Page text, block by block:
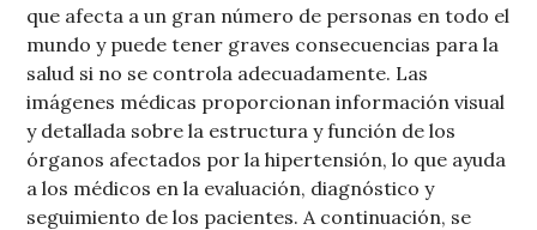
que afecta a un gran número de personas en todo el
mundo y puede tener graves consecuencias para la
salud si no se controla adecuadamente. Las
imágenes médicas proporcionan información visual
y detallada sobre la estructura y función de los
órganos afectados por la hipertensión, lo que ayuda
a los médicos en la evaluación, diagnóstico y
seguimiento de los pacientes. A continuación, se